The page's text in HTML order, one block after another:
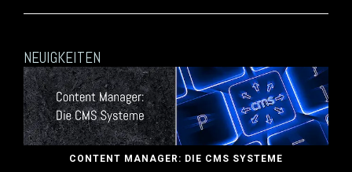
NEUIGKEITEN
CONTENT MANAGER: DIE CMS SYSTEME